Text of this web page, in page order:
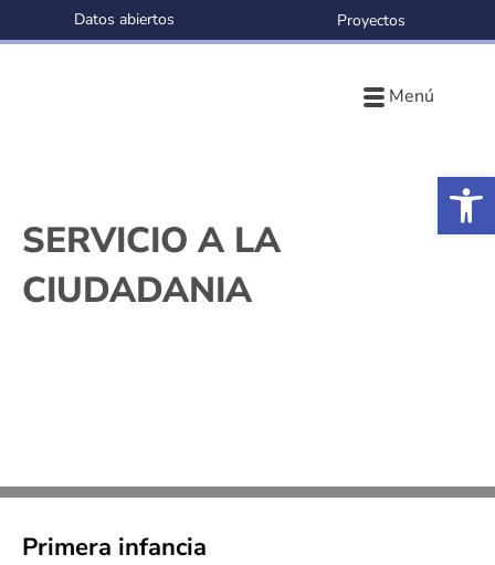
Menú
Datos abiertos Proyectos
SERVICIO A LA
CIUDADANIA
Primera infancia